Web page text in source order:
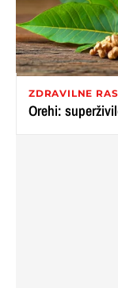
ZDRAVILNE
Orehi: